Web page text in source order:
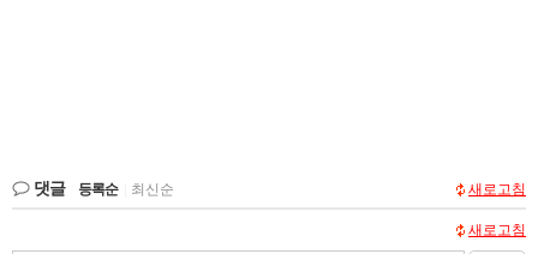
댓글 등록순 최신순 새로고침
새로고침